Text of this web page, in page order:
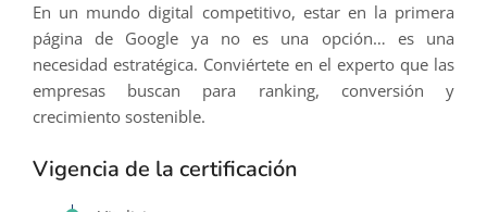
En un mundo digital competitivo, estar en la primera
página de Google ya no es una opción… es una
necesidad estratégica. Conviértete en el experto que las
empresas buscan para ranking, conversión y
crecimiento sostenible.
Vigencia de la certificación